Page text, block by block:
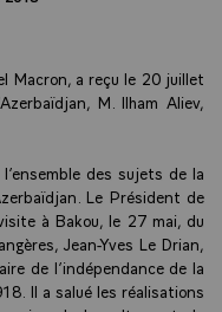
Macron, a reçu le 20 juillet
M. Ilham Aliev,
des sujets de la
Le Président de
à Bakou, le 27 mai, du
Jean-Yves Le Drian,
de l’indépendance de la
Il a salué les réalisations